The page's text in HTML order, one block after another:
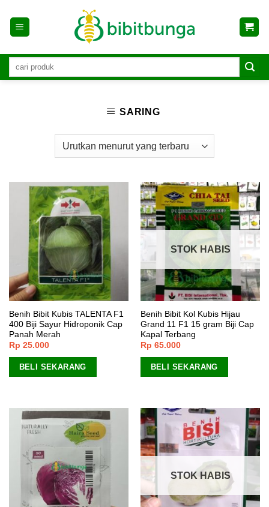
content
SARING
Benih Bibit Kubis TALENTA F1
400 Biji Sayur Hidroponik Cap
Panah Merah
Rp 25.000
BELI SEKARANG
STOK HABIS
Benih Bibit Kol Kubis Hijau
Grand 11 F1 15 gram Biji Cap
Kapal Terbang
Rp 65.000
BELI SEKARANG
STOK HABIS